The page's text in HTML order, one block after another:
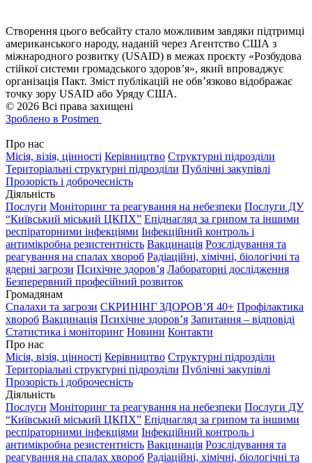
Створення цього вебсайту стало можливим завдяки підтримці
американського народу, наданій через Агентство США з
міжнародного розвитку (USAID) в межах проєкту «Розбудова
стійкої системи громадського здоров’я», який впроваджує
організація Пакт. Зміст публікацій не обв’язково відображає
точку зору USAID або Уряду США.
© 2026 Всі права захищені
Зроблено в Postmen
Про нас
Місія, візія, цінності Керівництво Структурні підрозділи
Територіальні структурні підрозділи Публічні закупівлі
Прозорість і доброчесність
Діяльність
Послуги Моніторинг та реагування на небезпеки Послуги ДУ
“Київський міський ЦКПХ” Епіднагляд за грипом та іншими
респіраторними інфекціями Інфекційний контроль і
антимікробна резистентність Вакцинація Розслідування та
реагування на спалах хвороб Радіаційні, хімічні, біологічні та
ядерні загрози Психічне здоров’я Лабораторні дослідження
Безперервний професійний розвиток
Громадянам
Спалахи та загрози СКРИНІНГ ЗДОРОВʼЯ 40+ Профілактика
хвороб Вакцинація Психічне здоров’я Запитання – відповіді
Статистика і моніторинг Новини Контакти
Про нас
Місія, візія, цінності Керівництво Структурні підрозділи
Територіальні структурні підрозділи Публічні закупівлі
Прозорість і доброчесність
Діяльність
Послуги Моніторинг та реагування на небезпеки Послуги ДУ
“Київський міський ЦКПХ” Епіднагляд за грипом та іншими
респіраторними інфекціями Інфекційний контроль і
антимікробна резистентність Вакцинація Розслідування та
реагування на спалах хвороб Радіаційні, хімічні, біологічні та